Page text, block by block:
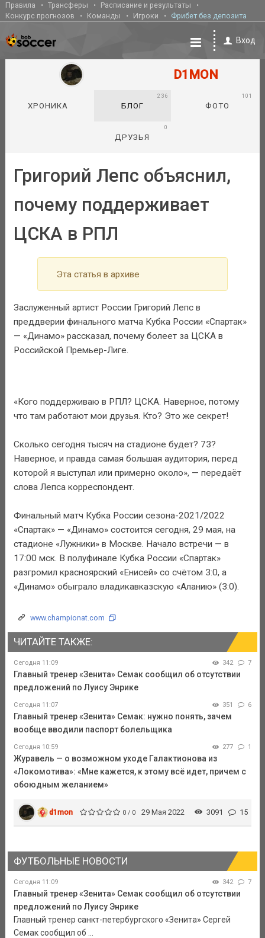
Правила Трансферы
Расписание и результаты
Конкурс прогнозов
Команды Игроки Фрибет без депозита
Вход
D1MON
ХРОНИКА БЛОГ
236
ФОТО
101
ДРУЗЬЯ
0
Григорий Лепс объяснил,
почему поддерживает
ЦСКА в РПЛ
Эта статья в архиве
Заслуженный артист России Григорий Лепс в
преддверии финального матча Кубка России «Спартак»
— «Динамо» рассказал, почему болеет за ЦСКА в
Российской Премьер-Лиге.
«Кого поддерживаю в РПЛ? ЦСКА. Наверное, потому
что там работают мои друзья. Кто? Это же секрет!
Сколько сегодня тысяч на стадионе будет? 73?
Наверное, и правда самая большая аудитория, перед
которой я выступал или примерно около», — передаёт
слова Лепса корреспондент.
Финальный матч Кубка России сезона-2021/2022
«Спартак» — «Динамо» состоится сегодня, 29 мая, на
стадионе «Лужники» в Москве. Начало встречи — в
17:00 мск. В полуфинале Кубка России «Спартак»
разгромил красноярский «Енисей» со счётом 3:0, а
«Динамо» обыграло владикавказскую «Аланию» (3:0).
www.championat.com
ЧИТАЙТЕ ТАКЖЕ:
Сегодня 11:09 342 7
Главный тренер «Зенита» Семак сообщил об отсутствии
предложений по Луису Энрике
Сегодня 11:07 351 6
Главный тренер «Зенита» Семак: нужно понять, зачем
вообще вводили паспорт болельщика
Сегодня 10:59 277 1
Журавель — о возможном уходе Галактионова из
«Локомотива»: «Мне кажется, к этому всё идет, причем с
обоюдным желанием»
d1mon 0 / 0 29 Мая 2022 3091 15
ФУТБОЛЬНЫЕ НОВОСТИ
Сегодня 11:09 342 7
Главный тренер «Зенита» Семак сообщил об отсутствии
предложений по Луису Энрике
Главный тренер санкт-петербургского «Зенита» Сергей
Семак сообщил об ...